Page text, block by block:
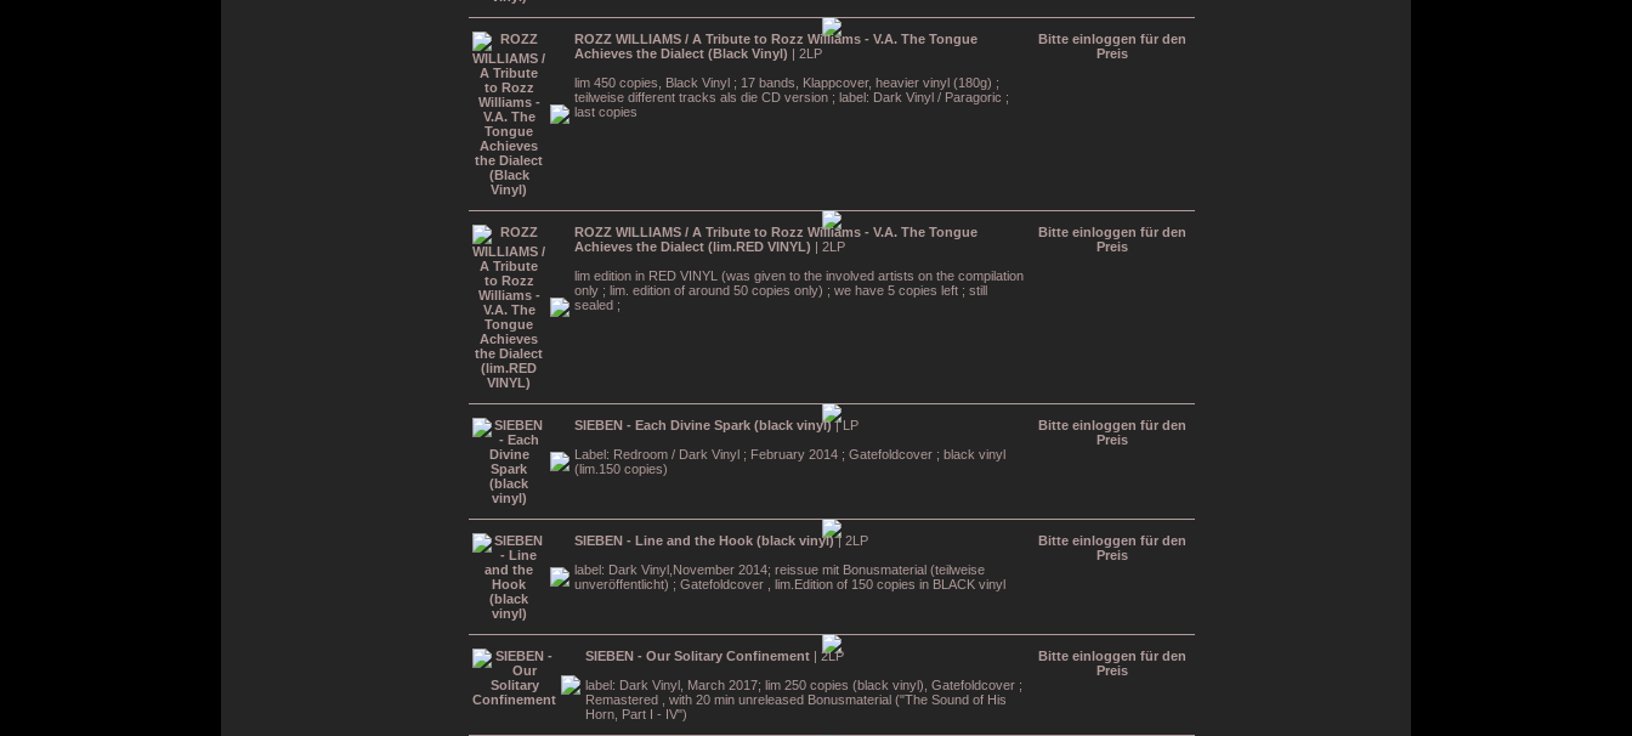
ROZZ WILLIAMS / A Tribute to Rozz Williams - V.A. The Tongue
Achieves the Dialect (Black Vinyl) | 2LP
lim 450 copies, Black Vinyl ; 17 bands, Klappcover, heavier vinyl (180g) ;
teilweise different tracks als die CD version ; label: Dark Vinyl / Paragoric ;
last copies
Bitte einloggen für den
Preis
ROZZ WILLIAMS / A Tribute to Rozz Williams - V.A. The Tongue
Achieves the Dialect (lim.RED VINYL) | 2LP
lim edition in RED VINYL (was given to the involved artists on the compilation
only ; lim. edition of around 50 copies only) ; we have 5 copies left ; still
sealed ;
Bitte einloggen für den
Preis
SIEBEN - Each Divine Spark (black vinyl)| LP
Label: Redroom / Dark Vinyl ; February 2014 ; Gatefoldcover ; black vinyl
(lim.150 copies)
Bitte einloggen für den
Preis
SIEBEN - Line and the Hook (black vinyl)| 2LP
label: Dark Vinyl,November 2014; reissue mit Bonusmaterial (teilweise
unveröffentlicht) ; Gatefoldcover , lim.Edition of 150 copies in BLACK vinyl
Bitte einloggen für den
Preis
SIEBEN - Our Solitary Confinement | 2LP
label: Dark Vinyl, March 2017; lim 250 copies (black vinyl), Gatefoldcover ;
Remastered , with 20 min unreleased Bonusmaterial ("The Sound of His
Horn, Part I - IV")
Bitte einloggen für den
Preis